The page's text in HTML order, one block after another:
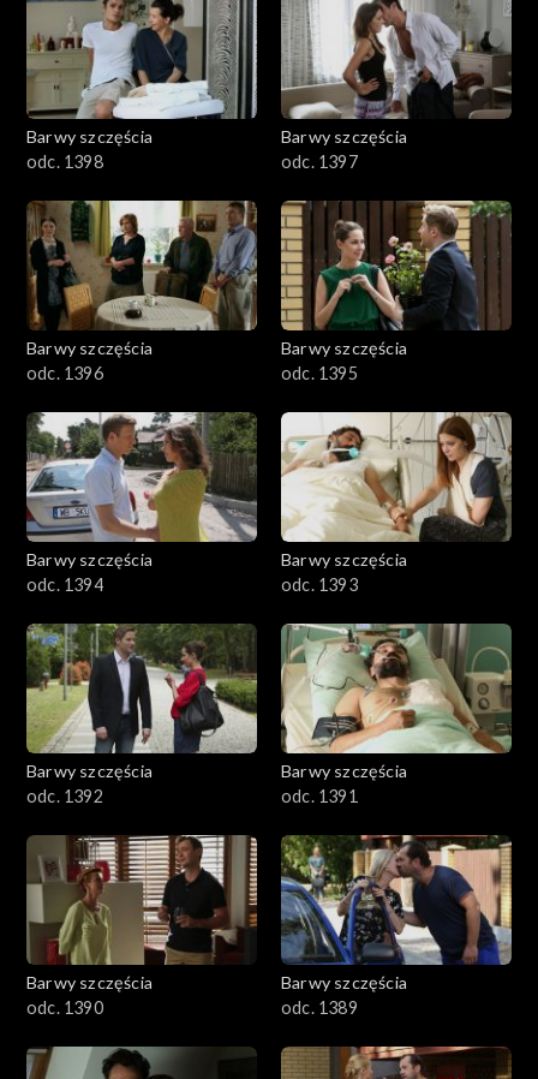
2801–2900
2701–2800
2501–2600
2401–2500
2301–2400
2201–2300
2101–2200
2001–2100
1801–1900
1701–1800
1601–1700
1501–1600
1401–1500
1301–1400
Barwy szczęścia
odc. 1398
Barwy szczęścia
odc. 1397
Barwy szczęścia
odc. 1396
Barwy szczęścia
odc. 1395
Barwy szczęścia
odc. 1394
Barwy szczęścia
odc. 1393
Barwy szczęścia
odc. 1392
Barwy szczęścia
odc. 1391
Barwy szczęścia
odc. 1390
Barwy szczęścia
odc. 1389